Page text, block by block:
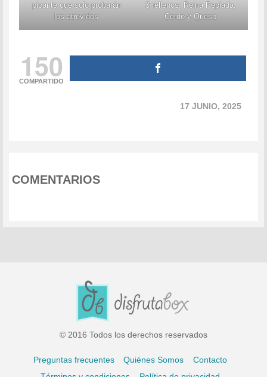
picante que solo probarán
los atrevidos
3 rellenos: Reina Pepiada,
Cerdo y Queso
150
COMPARTIDO
17 JUNIO, 2025
COMENTARIOS
© 2016 Todos los derechos reservados
Preguntas frecuentes Quiénes Somos
Contacto